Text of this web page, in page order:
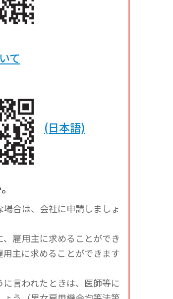
て
(日本語)
合は、会社に申請しましょ
雇用主に求めることができ
主に求めることができます
言われたときは、医師等に